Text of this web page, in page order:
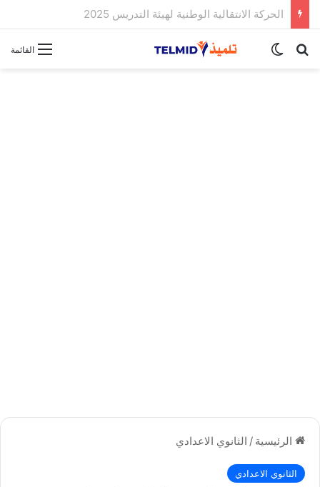
الحركة الانتقالية الوطنية لهيئة التدريس 2025
القائمة بحث عنالوضع المظلم
الرئيسية / الثانوي الاعدادي
الثانوي الاعدادي